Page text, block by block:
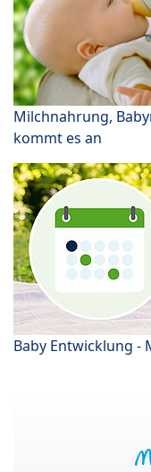
Milchnahrung,
kommt es an
Baby Entwicklung